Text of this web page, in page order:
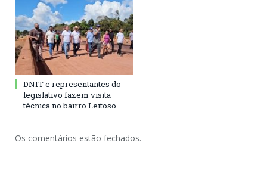
DNIT e representantes do
legislativo fazem visita
técnica no bairro Leitoso
Os comentários estão fechados.